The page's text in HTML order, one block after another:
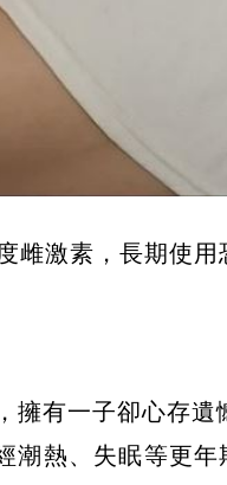
激素，長期使用
擁有一子卻心存
潮熱、失眠等更